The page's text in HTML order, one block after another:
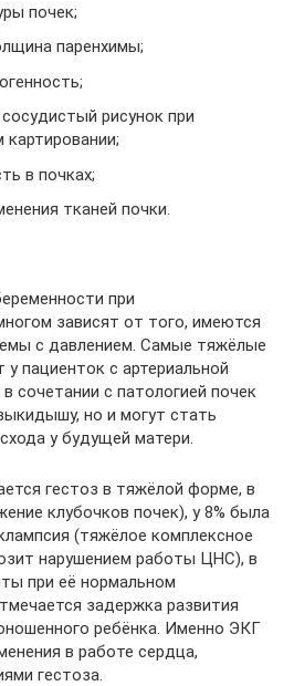
почек;
паренхимы;
рисунок при
в почках;
тканей почки.
при
зависят от того, имеются
с давлением. Самые тяжёлые
пациенток с артериальной
сочетании с патологией почек
но и могут стать
у будущей матери.
гестоз в тяжёлой форме, в
клубочков почек), у 8% была
(тяжёлое комплексное
нарушением работы ЦНС), в
при её нормальном
задержка развития
ребёнка. Именно ЭКГ
в работе сердца,
гестоза.